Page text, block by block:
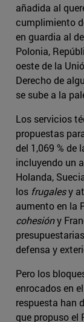
añadida al
cumplimiento
en guardia al
Polonia,
oeste de la
Derecho de
se sube a la
Los servicios
propuestas
del 1,069 % de
incluyendo un
Holanda,
los frugalesy
aumento en la
cohesióny
defensa y
Pero los
enrocados en
respuesta han
que propuso el